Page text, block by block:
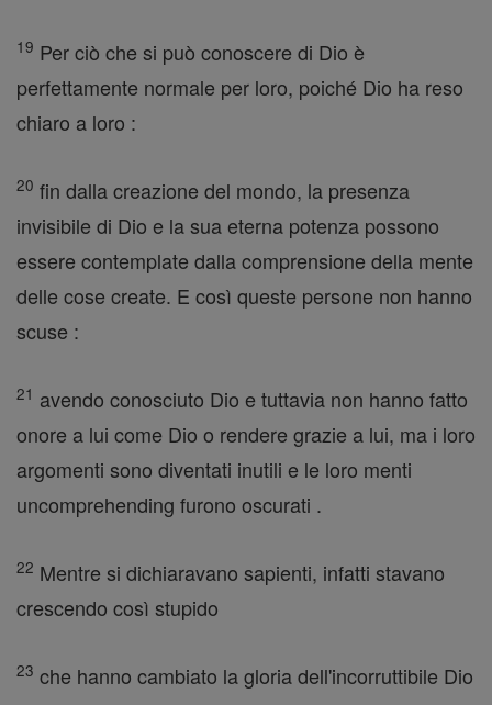
19 Per ciò che si può conoscere di Dio è
perfettamente normale per loro, poiché Dio ha reso
chiaro a loro :
20 fin dalla creazione del mondo, la presenza
invisibile di Dio e la sua eterna potenza possono
essere contemplate dalla comprensione della mente
delle cose create. E così queste persone non hanno
scuse :
21 avendo conosciuto Dio e tuttavia non hanno fatto
onore a lui come Dio o rendere grazie a lui, ma i loro
argomenti sono diventati inutili e le loro menti
uncomprehending furono oscurati .
22 Mentre si dichiaravano sapienti, infatti stavano
crescendo così stupido
23 che hanno cambiato la gloria dell'incorruttibile Dio